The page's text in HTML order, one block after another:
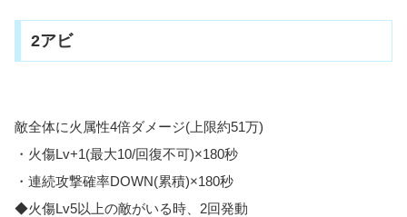
2アビ
敵全体に火属性4倍ダメージ(上限約51万)
・火傷Lv+1(最大10/回復不可)×180秒
・連続攻撃確率DOWN(累積)×180秒
◆火傷Lv5以上の敵がいる時、2回発動